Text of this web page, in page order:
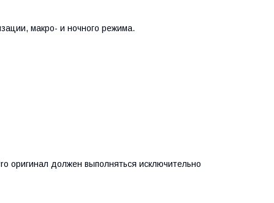
макро- и ночного режима.
оригинал должен выполняться исключительно